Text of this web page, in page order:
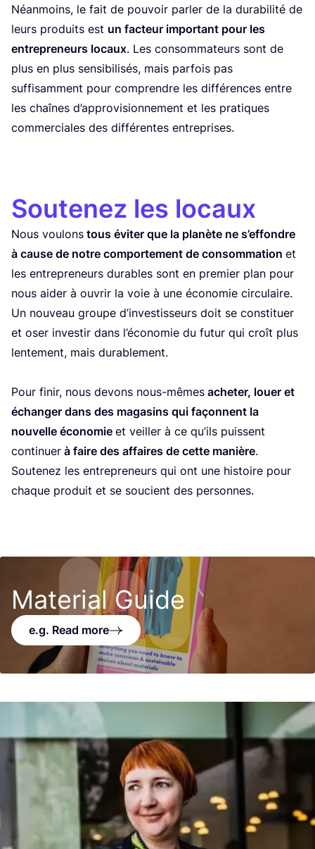
Néan­moins, le fait de pou­voir par­ler de la dura­bi­li­té de
leurs pro­duits est un fac­teur impor­tant pour les
entre­pre­neurs locaux. Les consom­ma­teurs sont de
plus en plus sen­si­bi­li­sés, mais par­fois pas
suf­fi­sam­ment pour com­prendre les dif­fé­rences entre
les chaînes d’ap­pro­vi­sion­ne­ment et les pra­tiques
com­mer­ciales des dif­fé­rentes entreprises.
Soutenez les locaux
Nous vou­lons tous évi­ter que la pla­nète ne s’ef­fondre
à cause de notre com­por­te­ment de consom­ma­tion et
les entre­pre­neurs durables sont en pre­mier plan pour
nous aider à ouvrir la voie à une éco­no­mie circulaire.
Un nou­veau groupe d’in­ves­tis­seurs doit se consti­tuer
et oser inves­tir dans l’é­co­no­mie du futur qui croît plus
len­te­ment, mais durablement.
Pour finir, nous devons nous-mêmes ache­ter, louer et
échan­ger dans des maga­sins qui façonnent la
nou­velle éco­no­mie et veiller à ce qu’ils puissent
conti­nuer à faire des affaires de cette manière.
Sou­te­nez les entre­pre­neurs qui ont une his­toire pour
chaque pro­duit et se sou­cient des personnes.
Material Guide
e.g. Read more